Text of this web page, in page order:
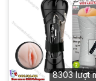
đạo và hậu môn.
nhu cầu tình dục của
Cách sử dụng
cô thư kí
8303 lượt